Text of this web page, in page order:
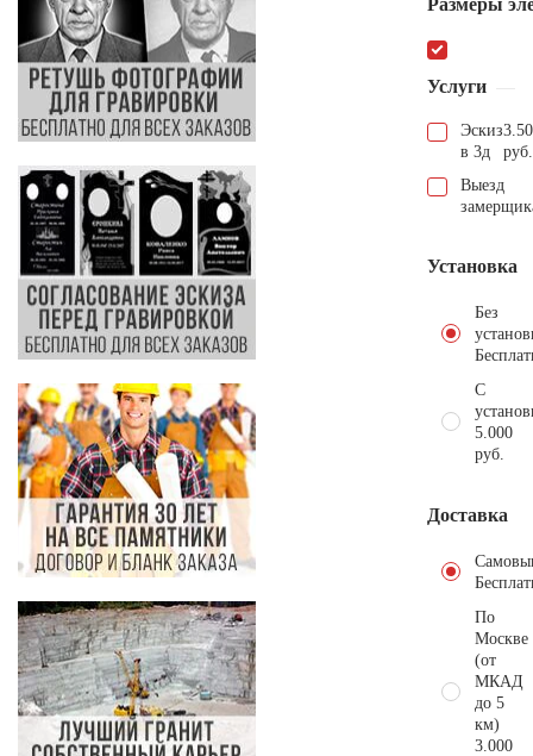
Услуги
Эскиз
в 3д
руб.
Выезд
Установка
Без
С
5.000
руб.
Доставка
По
Москве
(от
МКАД
до 5
км)
3.000